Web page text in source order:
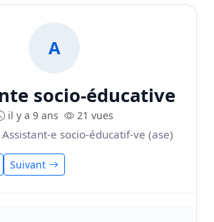
A
socio-éducative
il y a 9 ans 21 vues
Assistant-e socio-éducatif-ve (ase)
Suivant